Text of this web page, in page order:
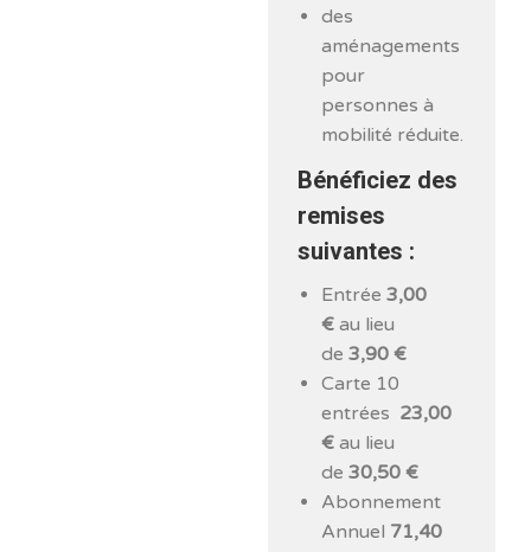
des
aménagements
pour
personnes à
mobilité réduite.
Bénéficiez des
remises
suivantes :
Entrée3,00
€ au lieu
de3,90 €
Carte 10
entrées 23,00
€ au lieu
de30,50 €
Abonnement
Annuel 71,40